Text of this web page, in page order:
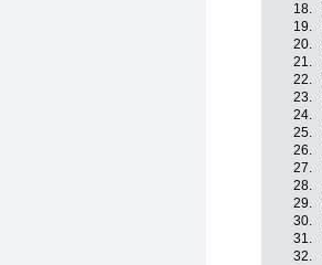
18.
19.
20.
21.
22.
23.
24.
25.
26.
27.
28.
29.
30.
31.
32.